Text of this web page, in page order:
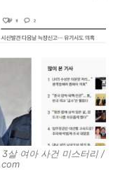
살 여아 사건 미스터리 /